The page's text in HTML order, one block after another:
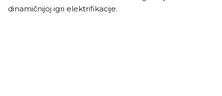
dinamičnijoj igri elektrifikacije.